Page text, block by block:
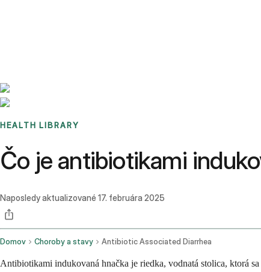
HEALTH LIBRARY
Čo je antibiotikami
Naposledy aktualizované 17. februára 2025
Domov Choroby a stavy Antibiotic Associated Diarrhea
Antibiotikami indukovaná hnačka je riedka, vodnatá stolica, ktorá